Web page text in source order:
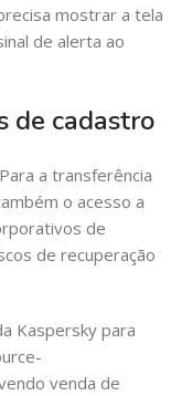
mostrar a tela
de alerta ao
de cadastro
a transferência
o acesso a
de
de recuperação
Kaspersky para
venda de